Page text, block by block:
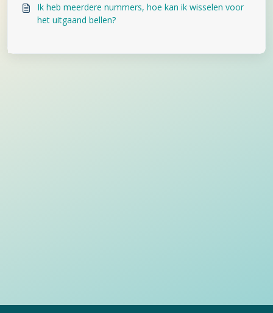
Ik heb meerdere nummers, hoe kan ik wisselen voor
het uitgaand bellen?